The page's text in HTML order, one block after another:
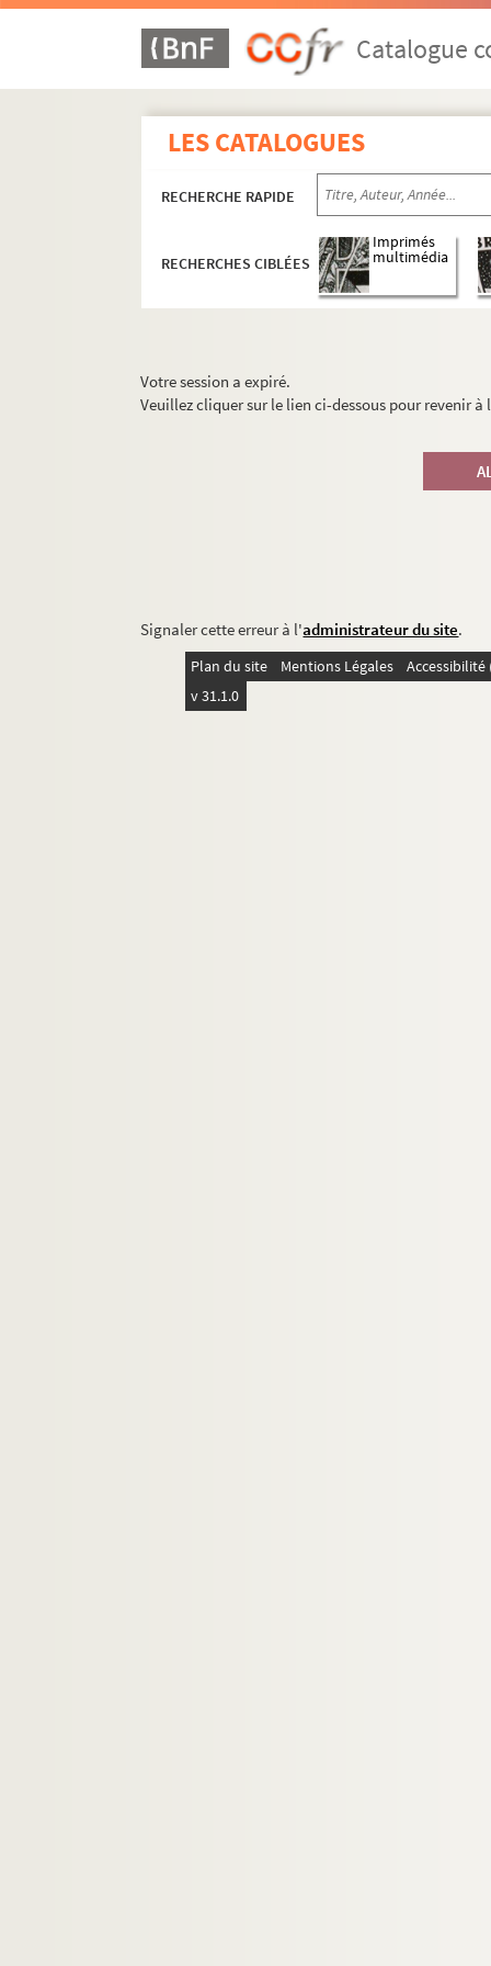
Catalogue
LES CATALOGUES
RECHERCHE RAPIDE
RECHERCHES CIBLÉES
Imprimés
multimédia
Votre session a expiré.
Veuillez cliquer sur le lien ci-dessous pour revenir
Signaler cette erreur à l'administrateur du site.
Plan du site Mentions Légales
v 31.1.0